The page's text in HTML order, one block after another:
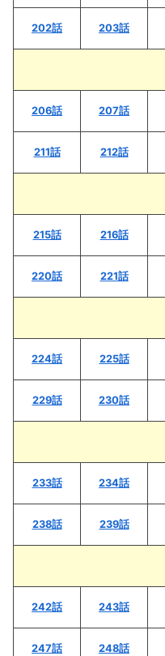
202話 203話
206話 207話
211話 212話
215話 216話
220話 221話
224話 225話
229話 230話
233話 234話
238話 239話
242話 243話
247話 248話